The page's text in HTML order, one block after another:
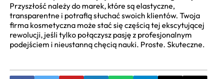
Przyszłość należy do marek, które są elastyczne,
transparentne i potrafią słuchać swoich klientów. Twoja
firma kosmetyczna może stać się częścią tej ekscytującej
rewolucji, jeśli tylko połączysz pasję z profesjonalnym
podejściem i nieustanną chęcią nauki. Proste. Skuteczne.